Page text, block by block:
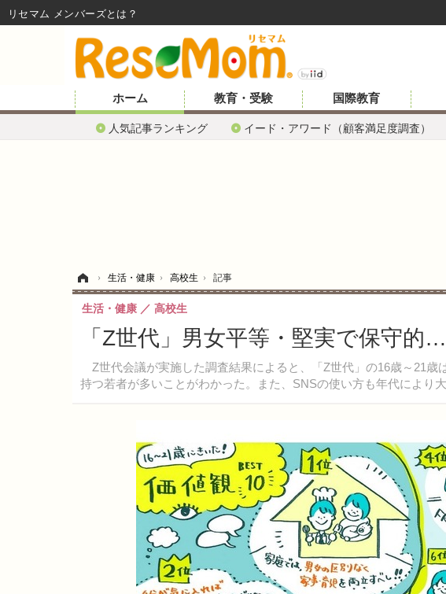
ホーム
人気記事ランキング イード・アワード（顧客満足度調査）
教育・受験 国際教育
› 生活・健康 › 高校生 › 記事
「Z世代」男女平等・堅実で保守的
Z世代会議が実施した調査結果によると、「Z世代」の16歳～21歳
持つ若者が多いことがわかった。また、SNSの使い方も年代により
生活・健康 高校生
リセマム メンバーズ